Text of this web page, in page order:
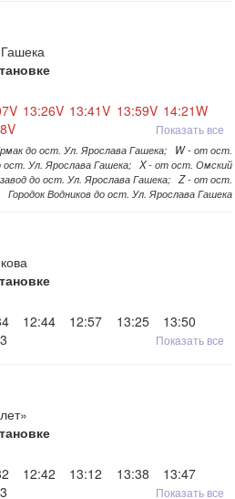
13:26V 13:41V 13:59V 14:21W
Показать все
до ост. Ул. Ярослава Гашека; W - от ост.
ост. Ул. Ярослава Гашека; X - от ост. Омский
до ост. Ул. Ярослава Гашека; Z - от ост.
Городок Водников до ост. Ул. Ярослава Гашека
12:44 12:57 13:25
13:50
Показать все
12:42 13:12 13:38
13:47
Показать все